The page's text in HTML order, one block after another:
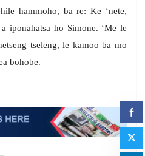
hammoho, ba re: Ke ‘nete,
iponahatsa ho Simone. ‘Me le
tseleng, le kamoo ba mo
bohobe.